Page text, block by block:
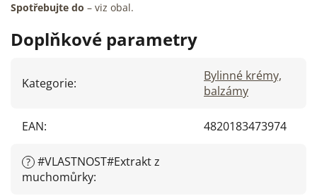
Spotřebujte do – viz obal.
Doplňkové parametry
Kategorie:
Bylinné krémy,
balzámy
EAN: 4820183473974
? #VLASTNOST#Extrakt z
muchomůrky: